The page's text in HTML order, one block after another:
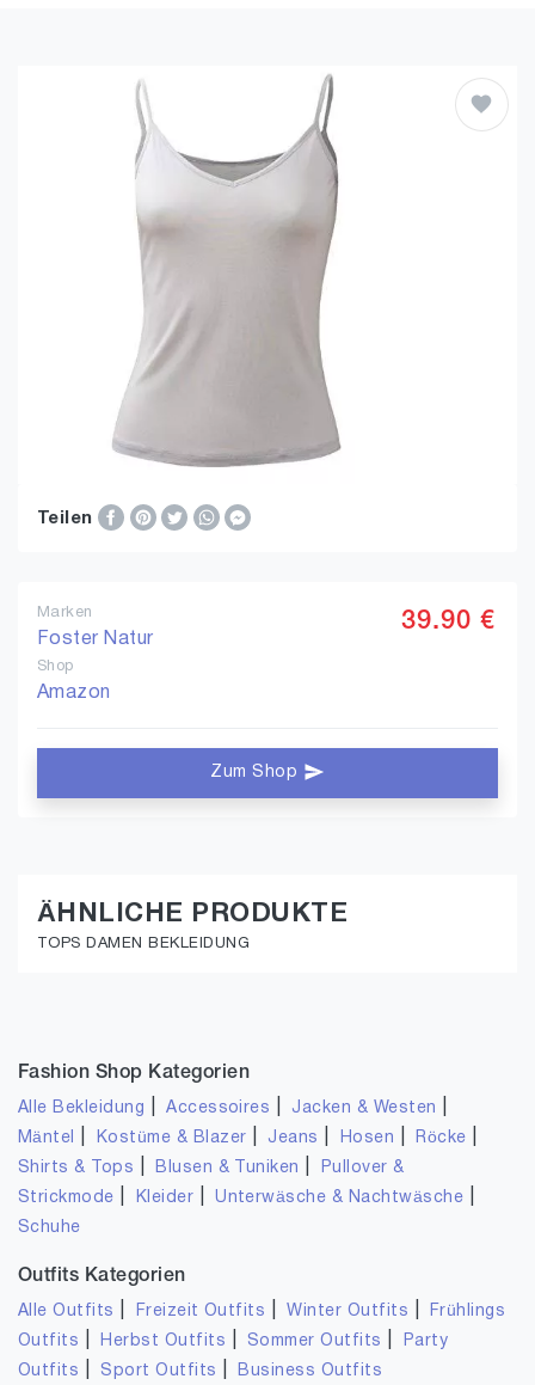
Teilen
Marken
Foster Natur
Shop
Amazon
39.90 €
Zum Shop
ÄHNLICHE PRODUKTE
TOPS DAMEN BEKLEIDUNG
Fashion Shop Kategorien
Alle Bekleidung |Accessoires Jacken & Westen
Mäntel Kostüme & Blazer Jeans Hosen Röcke
Shirts & Tops Blusen & Tuniken
Pullover &
Strickmode
Kleider |Unterwäsche & Nachtwäsche
Schuhe
Outfits Kategorien
Alle Outfits Freizeit Outfits |Winter Outfits
Frühlings
Outfits
Herbst Outfits Sommer Outfits
Party
Outfits
Sport Outfits Business Outfits